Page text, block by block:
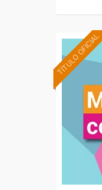
TÍTULO OFICIAL